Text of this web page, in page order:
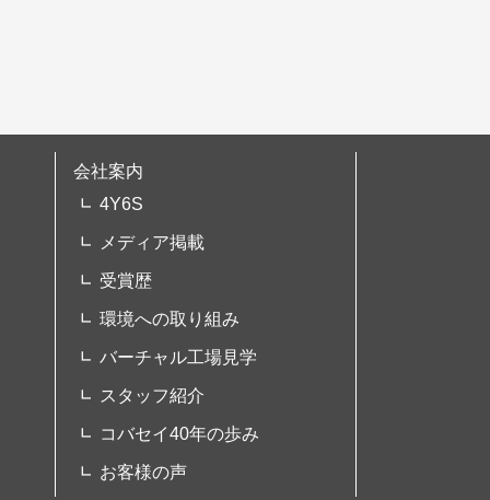
会社案内
4Y6S
メディア掲載
受賞歴
環境への取り組み
バーチャル工場見学
スタッフ紹介
コバセイ40年の歩み
お客様の声